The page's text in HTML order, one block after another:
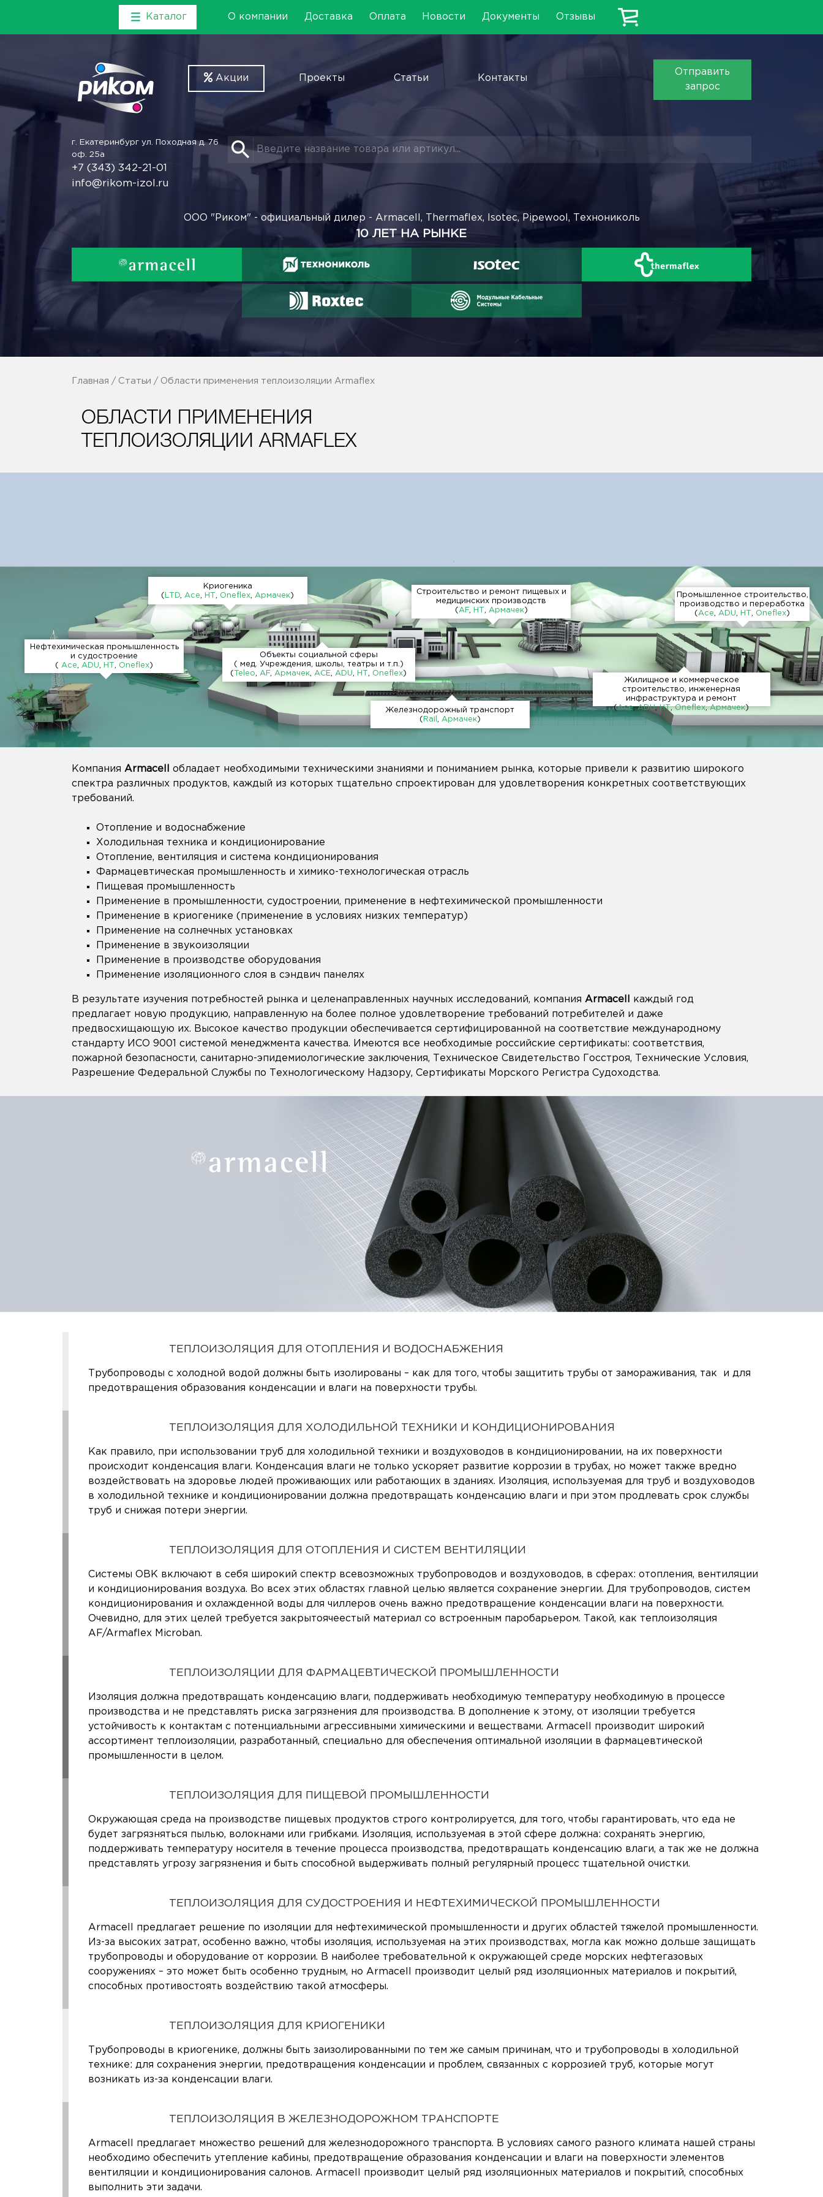
Каталог О компании Доставка Оплата Новости Документы Отзывы
Акции Проекты Статьи Контакты
Отправить
запрос
г. Екатеринбург ул. Походная д. 76
оф. 25а
+7 (343) 342-21-01
info@rikom-izol.ru
ООО "Риком" - официальный дилер - Armacell, Thermaflex, Isotec, Pipewool, Технониколь
10 ЛЕТ НА РЫНКЕ
Главная / Статьи / Области применения теплоизоляции Armaflex
ОБЛАСТИ ПРИМЕНЕНИЯ
ТЕПЛОИЗОЛЯЦИИ ARMAFLEX
Нефтехимическая промышленность
и судостроение
( Асе ADU НТ Oneflex)
Криогеника
(
LTD Асе НТ Oneflex Армачек)
Объекты социальной сферы
( мед. Учреждения, школы, театры и т.п.)
(
Teleo,AF,Армачек,АСЕ,ADU, НТ , Oneflex)
Железнодорожный транспорт
( Rail Армачек)
Промышленное строительство,
производство и переработка
( Асе ADU НТ Oneflex)
Жилищное и коммерческое
строительство, инженерная
инфраструктура и ремонт
(Асе,ADU,НТ,Oneflex,Армачек)
Строительство и ремонт пищевых и
медицинских производств
(AF, НТ , Армачек)
Компания Armacell
обладает необходимыми техническими знаниями и пониманием рынка, которые привели к развитию широкого
спектра различных продуктов, каждый из которых тщательно спроектирован для удовлетворения конкретных соответствующих
требований.
Отопление и водоснабжение
Холодильная техника и кондиционирование
Отопление, вентиляция и система кондиционирования
Фармацевтическая промышленность и химико-технологическая отрасль
Пищевая промышленность
Применение в промышленности, судостроении, применение в нефтехимической промышленности
Применение в криогенике (применение в условиях низких температур)
Применение на солнечных установках
Применение в звукоизоляции
Применение в производстве оборудования
Применение изоляционного слоя в сэндвич панелях
В результате изучения потребностей рынка и целенаправленных научных исследований, компания Armacell
каждый год
предлагает новую продукцию, направленную на более полное удовлетворение требований потребителей и даже
предвосхищающую их. Высокое качество продукции обеспечивается сертифицированной на соответствие международному
стандарту ИСО 9001 системой менеджмента качества. Имеются все необходимые российские сертификаты: соответствия,
пожарной безопасности, санитарно-эпидемиологические заключения, Техническое Свидетельство Госстроя, Технические Условия,
Разрешение Федеральной Службы по Технологическому Надзору, Сертификаты Морского Регистра Судоходства.
ТЕПЛОИЗОЛЯЦИЯ ДЛЯ ОТОПЛЕНИЯ И ВОДОСНАБЖЕНИЯ
Трубопроводы с холодной водой должны быть изолированы – как для того, чтобы защитить трубы от замораживания, так и для
предотвращения образования конденсации и влаги на поверхности трубы.
ТЕПЛОИЗОЛЯЦИЯ ДЛЯ ХОЛОДИЛЬНОЙ ТЕХНИКИ И КОНДИЦИОНИРОВАНИЯ
Как правило, при использовании труб для холодильной техники и воздуховодов в кондиционировании, на их поверхности
происходит конденсация влаги. Конденсация влаги не только ускоряет развитие коррозии в трубах, но может также вредно
воздействовать на здоровье людей проживающих или работающих в зданиях. Изоляция, используемая для труб и воздуховодов
в холодильной технике и кондиционировании должна предотвращать конденсацию влаги и при этом продлевать срок службы
труб и снижая потери энергии.
ТЕПЛОИЗОЛЯЦИЯ ДЛЯ ОТОПЛЕНИЯ И СИСТЕМ ВЕНТИЛЯЦИИ
Системы ОВК включают в себя широкий спектр всевозможных трубопроводов и воздуховодов, в сферах: отопления, вентиляции
и кондиционирования воздуха. Во всех этих областях главной целью является сохранение энергии. Для трубопроводов, систем
кондиционирования и охлажденной воды для чиллеров очень важно предотвращение конденсации влаги на поверхности.
Очевидно, для этих целей требуется закрытоячеестый материал со встроенным паробарьером. Такой, как теплоизоляция
AF/Armaflex Microban.
ТЕПЛОИЗОЛЯЦИИ ДЛЯ ФАРМАЦЕВТИЧЕСКОЙ ПРОМЫШЛЕННОСТИ
Изоляция должна предотвращать конденсацию влаги, поддерживать необходимую температуру необходимую в процессе
производства и не представлять риска загрязнения для производства. В дополнение к этому, от изоляции требуется
устойчивость к контактам с потенциальными агрессивными химическими и веществами. Armacell производит широкий
ассортимент теплоизоляции, разработанный, специально для обеспечения оптимальной изоляции в фармацевтической
промышленности в целом.
ТЕПЛОИЗОЛЯЦИЯ ДЛЯ ПИЩЕВОЙ ПРОМЫШЛЕННОСТИ
Окружающая среда на производстве пищевых продуктов строго контролируется, для того, чтобы гарантировать, что еда не
будет загрязняться пылью, волокнами или грибками. Изоляция, используемая в этой сфере должна: сохранять энергию,
поддерживать температуру носителя в течение процесса производства, предотвращать конденсацию влаги, а так же не должна
представлять угрозу загрязнения и быть способной выдерживать полный регулярный процесс тщательной очистки.
ТЕПЛОИЗОЛЯЦИЯ ДЛЯ СУДОСТРОЕНИЯ И НЕФТЕХИМИЧЕСКОЙ ПРОМЫШЛЕННОСТИ
Armacell предлагает решение по изоляции для нефтехимической промышленности и других областей тяжелой промышленности.
Из-за высоких затрат, особенно важно, чтобы изоляция, используемая на этих производствах, могла как можно дольше защищать
трубопроводы и оборудование от коррозии. В наиболее требовательной к окружающей среде морских нефтегазовых
сооружениях – это может быть особенно трудным, но Armacell производит целый ряд изоляционных материалов и покрытий,
способных противостоять воздействию такой атмосферы.
ТЕПЛОИЗОЛЯЦИЯ ДЛЯ КРИОГЕНИКИ
Трубопроводы в криогенике, должны быть заизолированными по тем же самым причинам, что и трубопроводы в холодильной
технике: для сохранения энергии, предотвращения конденсации и проблем, связанных с коррозией труб, которые могут
возникать из-за конденсации влаги.
ТЕПЛОИЗОЛЯЦИЯ В ЖЕЛЕЗНОДОРОЖНОМ ТРАНСПОРТЕ
Armacell предлагает множество решений для железнодорожного транспорта. В условиях самого разного климата нашей страны
необходимо обеспечить утепление кабины, предотвращение образования конденсации и влаги на поверхности элементов
вентиляции и кондиционирования салонов. Armacell производит целый ряд изоляционных материалов и покрытий, способных
выполнить эти задачи.